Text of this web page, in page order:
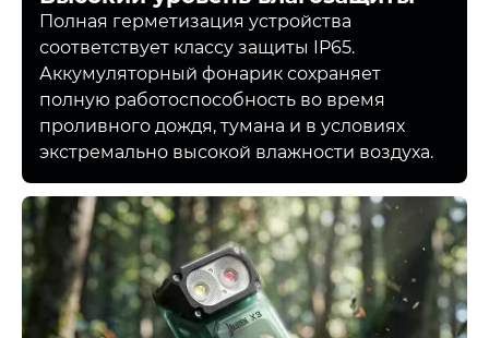
Полная герметизация устройства
соответствует классу защиты IP65.
Аккумуляторный фонарик сохраняет
полную работоспособность во время
проливного дождя, тумана и в условиях
экстремально высокой влажности воздуха.